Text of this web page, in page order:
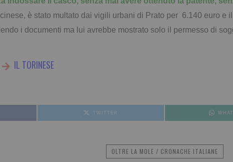
è stato multato dai vigili urbani di Prato per 6.140 euro e
i documenti ma lui avrebbe mostrato solo il permesso di
IL TORINESE
TWITTER
OLTRE LA MOLE / CRONACHE ITALIANE